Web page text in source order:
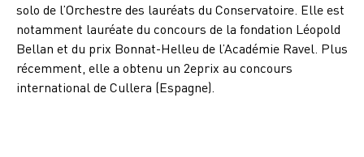
solo de l’Orchestre des lauréats du Conservatoire. Elle est
notamment lauréate du concours de la fondation Léopold
Bellan et du prix Bonnat-Helleu de l’Académie Ravel. Plus
récemment, elle a obtenu un 2eprix au concours
international de Cullera (Espagne).